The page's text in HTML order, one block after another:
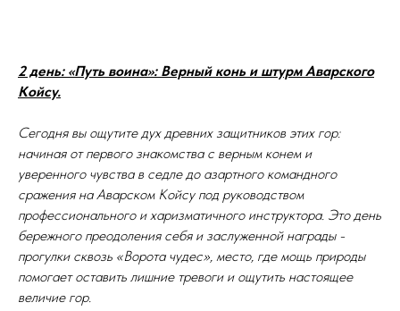
2 день: «Путь воина»: Верный конь и штурм Аварского
Койсу.
Сегодня вы ощутите дух древних защитников этих гор:
начиная от первого знакомства с верным конем и
уверенного чувства в седле до азартного командного
сражения на Аварском Койсу под руководством
профессионального и харизматичного инструктора. Это день
бережного преодоления себя и заслуженной награды -
прогулки сквозь «Ворота чудес», место, где мощь природы
помогает оставить лишние тревоги и ощутить настоящее
величие гор.